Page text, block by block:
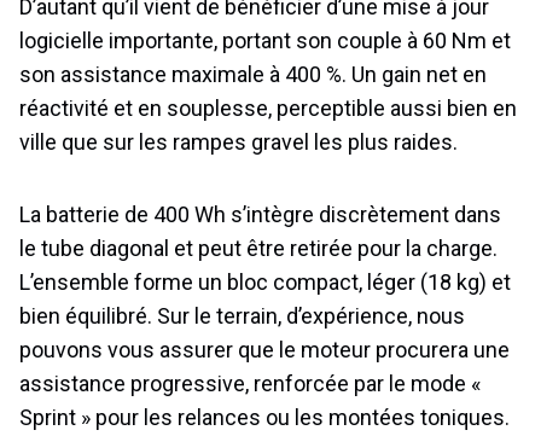
D’autant qu’il vient de bénéficier d’une mise à jour
logicielle importante, portant son couple à 60 Nm et
son assistance maximale à 400 %. Un gain net en
réactivité et en souplesse, perceptible aussi bien en
ville que sur les rampes gravel les plus raides.
La batterie de 400 Wh s’intègre discrètement dans
le tube diagonal et peut être retirée pour la charge.
L’ensemble forme un bloc compact, léger (18 kg) et
bien équilibré. Sur le terrain, d’expérience, nous
pouvons vous assurer que le moteur procurera une
assistance progressive, renforcée par le mode «
Sprint » pour les relances ou les montées toniques.